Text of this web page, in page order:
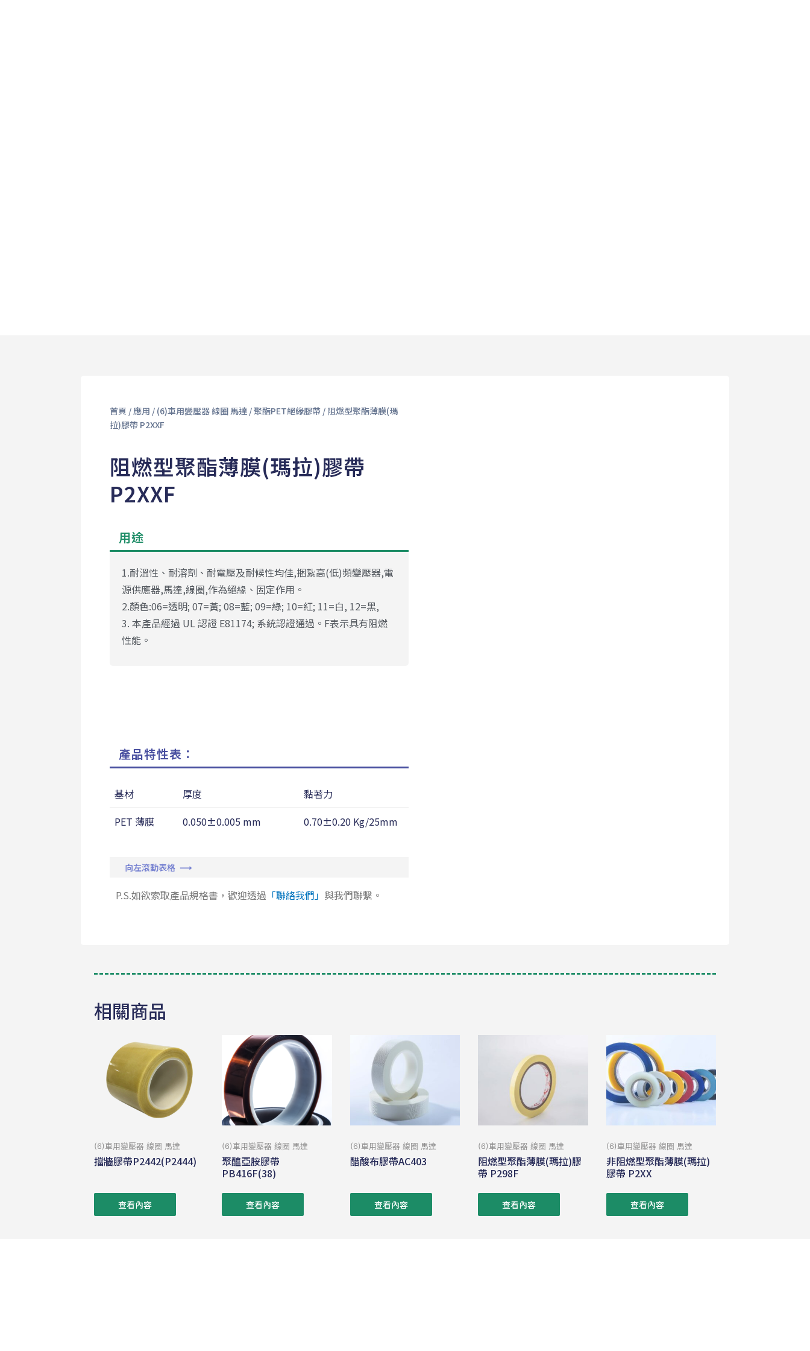
首頁 /應用 / (6)車用變壓器 線圈 馬達/聚酯PET絕緣膠帶/ 阻燃型聚酯薄膜(瑪
拉)膠帶 P2XXF
阻燃型聚酯薄膜(瑪拉)膠帶
P2XXF
用途
1.耐溫性、耐溶劑、耐電壓及耐候性均佳,捆紥高(低)頻變壓器,電
源供應器,馬達,線圈,作為絕緣、固定作用。
2.顏色:06=透明; 07=黃; 08=藍; 09=綠; 10=紅; 11=白, 12=黑,
3. 本產品經過 UL 認證 E81174; 系統認證通過。F表示具有阻燃
性能。
產品特性表：
基材 厚度 黏著力
PET 薄膜
0.050±0.005 mm 0.70±0.20 Kg/25mm
向左滾動表格 ⟶
P.S.如欲索取產品規格書，歡迎透過 「聯絡我們」 與我們聯繫。
相關商品
(6)車用變壓器 線圈 馬達
擋牆膠帶P2442(P2444)
查看內容
(6)車用變壓器 線圈 馬達
聚醯亞胺膠帶
PB416F(38)
查看內容
(6)車用變壓器 線圈 馬達
醋酸布膠帶AC403
查看內容
(6)車用變壓器 線圈 馬達
阻燃型聚酯薄膜(瑪拉)膠
帶 P298F
查看內容
(6)車用變壓器 線圈 馬達
非阻燃型聚酯薄膜(瑪拉)
膠帶 P2XX
查看內容